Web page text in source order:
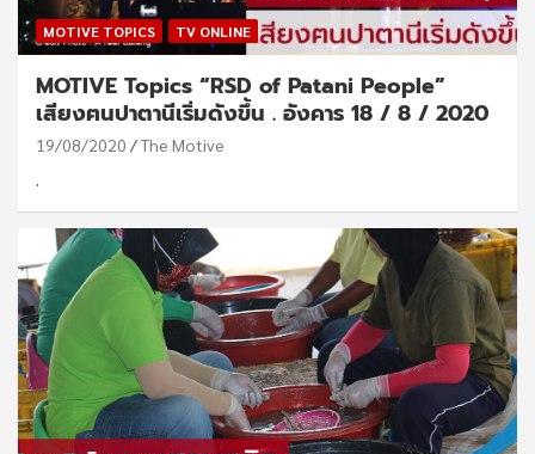
MOTIVE TOPICS TV ONLINE
MOTIVE Topics “RSD of Patani People”
เสียงฅนปาตานีเริ่มดังขึ้น . อังคาร 18 / 8 / 2020
19/08/2020 The Motive